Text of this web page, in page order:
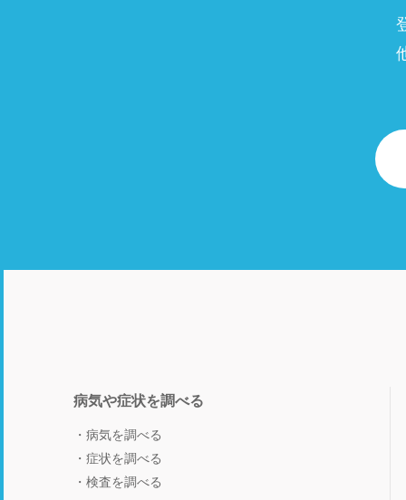
病気や症状を調べる
病気を調べる
症状を調べる
検査を調べる